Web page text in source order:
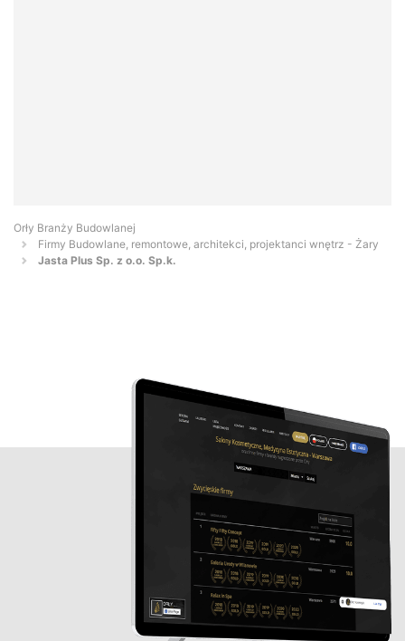
Orły Branży Budowlanej
Firmy Budowlane, remontowe, architekci, projektanci wnętrz - Żary
Jasta Plus Sp. z o.o. Sp.k.